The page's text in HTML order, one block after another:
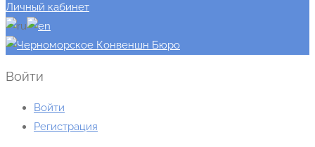
Личный кабинет
Войти
Войти
Регистрация